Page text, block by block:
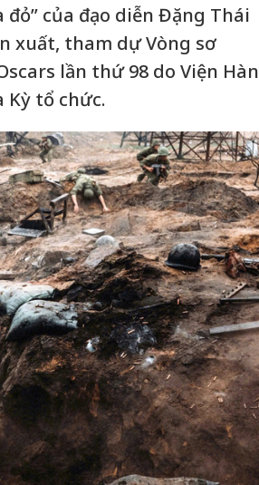
của đạo diễn Đặng Thái
xuất, tham dự Vòng sơ
lần thứ 98 do Viện Hàn
Kỳ tổ chức.